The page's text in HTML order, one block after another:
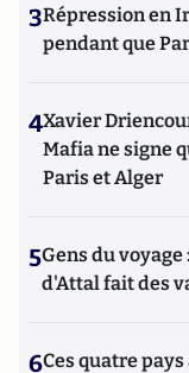
3Répression en
pendant que
4Xavier
Mafia ne signe
Paris et Alger
5Gens du
d'Attal fait des
6Ces quatre